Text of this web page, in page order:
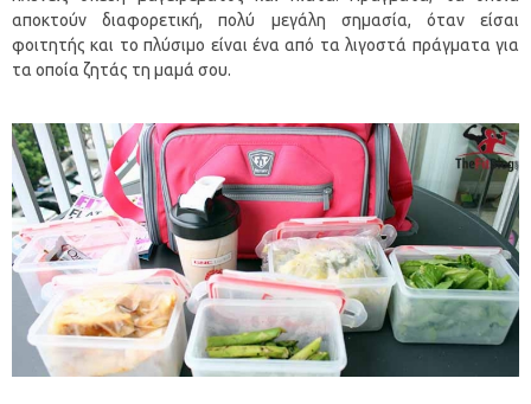
αποκτούν διαφορετική, πολύ μεγάλη σημασία, όταν είσαι
φοιτητής και το πλύσιμο είναι ένα από τα λιγοστά πράγματα για
τα οποία ζητάς τη μαμά σου.